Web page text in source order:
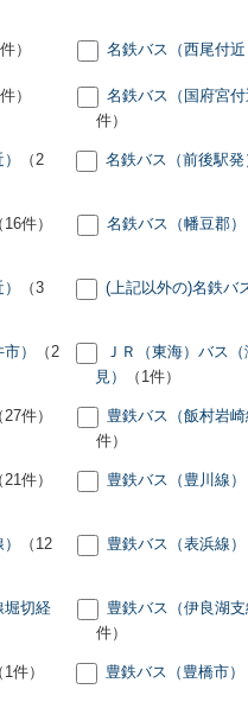
） 名鉄バス（西尾付近
） 名鉄バス（国府宮付
件）
（2
名鉄バス（前後駅発
16件） 名鉄バス（幡豆郡）
（3
(上記以外の)名鉄バ
）
（2
ＪＲ（東海）バス
見）
（1件）
27件） 豊鉄バス（飯村岩崎
件）
21件） 豊鉄バス（豊川線）
（12
豊鉄バス（表浜線）
堀切経
豊鉄バス（伊良湖支
件）
1件） 豊鉄バス（豊橋市）